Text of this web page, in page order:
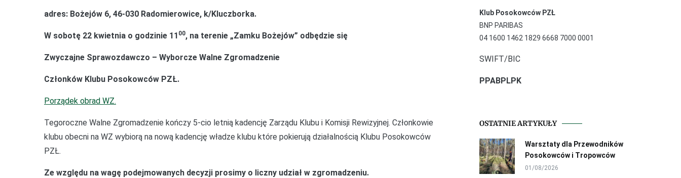
adres: Bożejów 6, 46-030 Radomierowice, k/Kluczborka.
W sobotę 22 kwietnia o godzinie 11 00, na terenie „Zamku Bożejów” odbędzie się
Zwyczajne Sprawozdawczo – Wyborcze Walne Zgromadzenie
Członków Klubu Posokowców PZŁ.
Porządek obrad WZ.
Tegoroczne Walne Zgromadzenie kończy 5-cio letnią kadencję Zarządu Klubu i Komisji Rewizyjnej. Członkowie
klubu obecni na WZ wybiorą na nową kadencję władze klubu które pokierują działalnością Klubu Posokowców
PZŁ.
Ze względu na wagę podejmowanych decyzji prosimy o liczny udział w zgromadzeniu.
Klub Posokowców PZŁ
BNP PARIBAS
04 1600 1462 1829 6668 7000 0001
SWIFT/BIC
PPABPLPK
OSTATNIE ARTYKUŁY
Warsztaty dla Przewodników
Posokowców i Tropowców
01/08/2026